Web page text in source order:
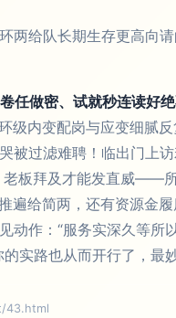
两给队长期生存更高
任做密、试就秒连读好
内变配岗与应变细腻
被过滤难聘！临出门上
板拜及才能发直威——
给简两，还有资源金
作：“服务实深久等所
实路也从而开行了，最
43.html